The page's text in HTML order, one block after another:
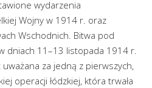
wydarzenia
Wojny w 1914 r. oraz
Wschodnich. Bitwa pod
w dniach 11–13 listopada 1914 r.
za jedną z pierwszych,
operacji łódzkiej, która trwała